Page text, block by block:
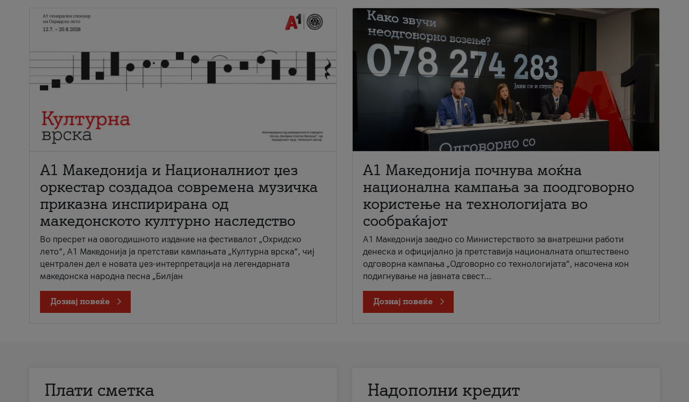
А1 Македонија и Националниот џез
оркестар создадоа современа музичка
приказна инспирирана од
македонското културно наследство
Во пресрет на овогодишното издание на фестивалот „Охридско
лето“, А1 Македонија ја претстави кампањата „Културна врска“, чиј
централен дел е новата џез-интерпретација на легендарната
македонска народна песна „Билјан
Дознај повеќе
A1 Македонија почнува моќна
национална кампања за поодговорно
користење на технологијата во
сообраќајот
A1 Македонија заедно со Министерството за внатрешни работи
денеска и официјално ја претставија националната општествено
одговорна кампања „Одговорно со технологијата“, насочена кон
подигнување на јавната свест...
Дознај повеќе
Плати сметка Надополни кредит